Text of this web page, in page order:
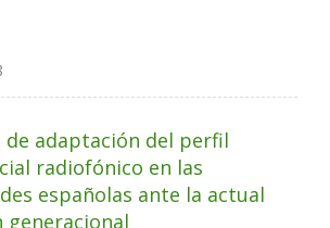
de adaptación del perfil
radiofónico en las
españolas ante la actual
generacional